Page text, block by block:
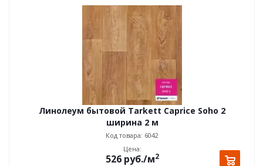
Линолеум бытовой Tarkett Caprice Soho 2
ширина 2 м
Код товара: 6042
Цена:
526руб./м2